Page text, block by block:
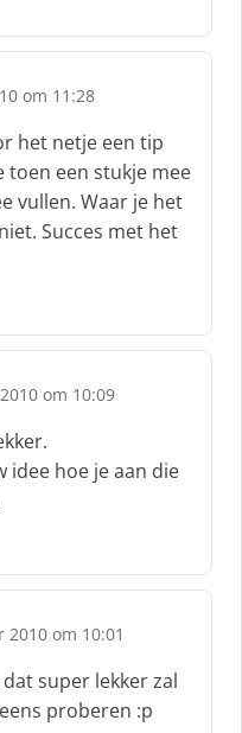
om 11:28
het netje een tip
toen een stukje mee
vullen. Waar je het
Succes met het
om 10:09
idee hoe je aan die
2010 om 10:01
super lekker zal
proberen :p